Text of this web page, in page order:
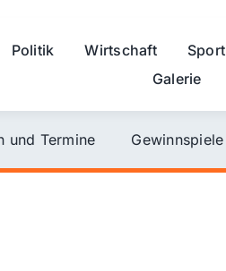
Politik Wirtschaft Sport
Galerie
und Termine Gewinnspiele